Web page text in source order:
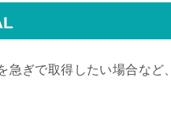
急ぎで取得したい場合など